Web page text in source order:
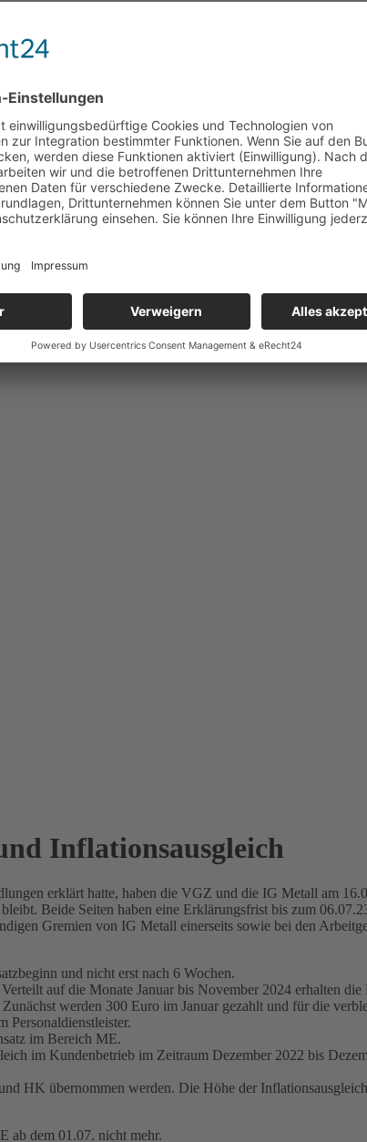
Inflationsausgleich
erklärt hatte, haben die VGZ und die IG Metall am
Beide Seiten haben eine Erklärungsfrist bis zum
Gremien von IG Metall einerseits sowie bei den
und nicht erst nach 6 Wochen.
auf die Monate Januar bis November 2024 erhalten
werden 300 Euro im Januar gezahlt und für die
Personaldienstleister.
im Bereich ME.
im Kundenbetrieb im Zeitraum Dezember 2022 bis
HK übernommen werden. Die Höhe der
ab dem 01.07. nicht mehr.